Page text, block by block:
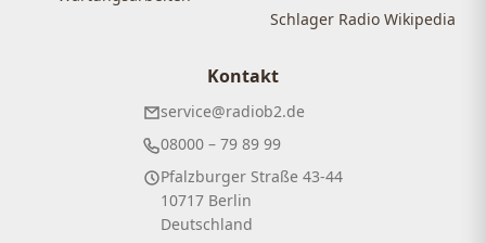
Schlager Radio Wikipedia
Kontakt
service@radiob2.de
08000 – 79 89 99
Pfalzburger Straße 43-44
10717 Berlin
Deutschland